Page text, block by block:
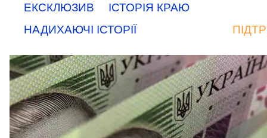
ЕКСКЛЮЗИВ
ІСТОРІЯ КРАЮ
НАДИХАЮЧІ ІСТОРІЇ